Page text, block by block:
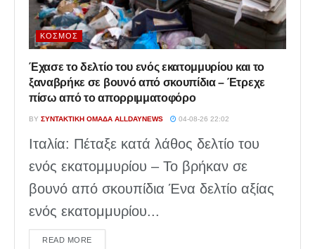
ΚΌΣΜΟΣ
Έχασε το δελτίο του ενός εκατομμυρίου και το
ξαναβρήκε σε βουνό από σκουπίδια – Έτρεχε
πίσω από το απορριμματοφόρο
BY ΣΥΝΤΑΚΤΙΚΉ ΟΜΆΔΑ ALLDAYNEWS 04-08-26 22:02
Ιταλία: Πέταξε κατά λάθος δελτίο του
ενός εκατομμυρίου – Το βρήκαν σε
βουνό από σκουπίδια Ένα δελτίο αξίας
ενός εκατομμυρίου...
READ MOREDETAILS